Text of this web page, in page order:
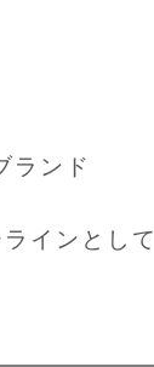
ランド
インとして